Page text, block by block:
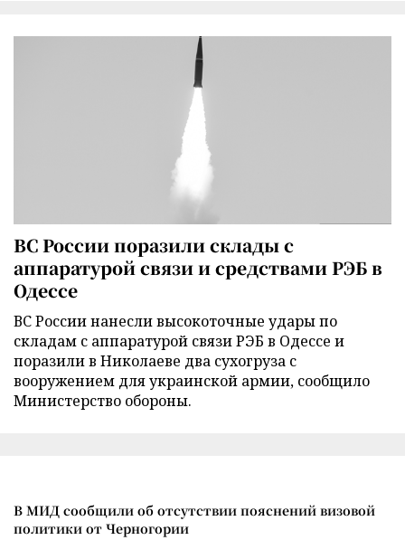
ВС России поразили склады с
аппаратурой связи и средствами РЭБ в
Одессе
ВС России нанесли высокоточные удары по
складам с аппаратурой связи РЭБ в Одессе и
поразили в Николаеве два сухогруза с
вооружением для украинской армии, сообщило
Министерство обороны.
В МИД сообщили об отсутствии пояснений визовой
политики от Черногории